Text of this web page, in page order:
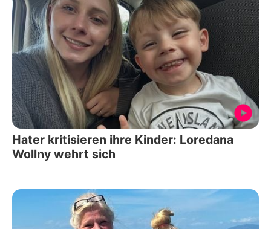
Hater kritisieren ihre Kinder: Loredana
Wollny wehrt sich